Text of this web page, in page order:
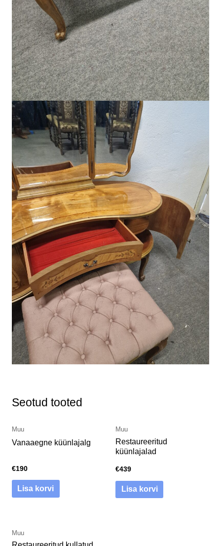
Seotud tooted
Muu
Vanaaegne küünlajalg
€190
Lisa korvi
Muu
Restaureeritud
küünlajalad
€439
Lisa korvi
Muu